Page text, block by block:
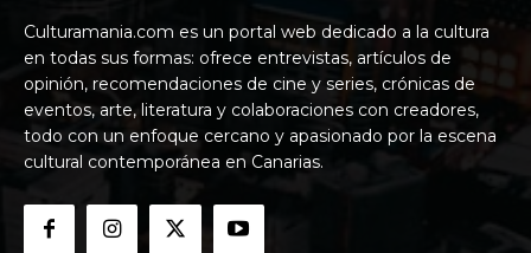
Culturamania.com es un portal web dedicado a la cultura
en todas sus formas: ofrece entrevistas, artículos de
opinión, recomendaciones de cine y series, crónicas de
eventos, arte, literatura y colaboraciones con creadores,
todo con un enfoque cercano y apasionado por la escena
cultural contemporánea en Canarias.